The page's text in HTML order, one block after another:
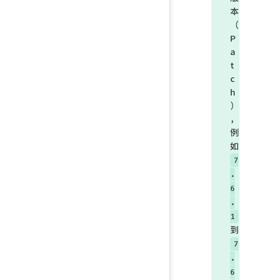
本
（
P
a
t
c
h
）
，
例
如
7
.
6
.
1
到
7
.
6